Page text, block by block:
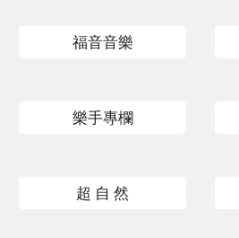
福音音樂
樂手專欄
超 自 然